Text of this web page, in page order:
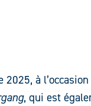
2025, à
, qui est